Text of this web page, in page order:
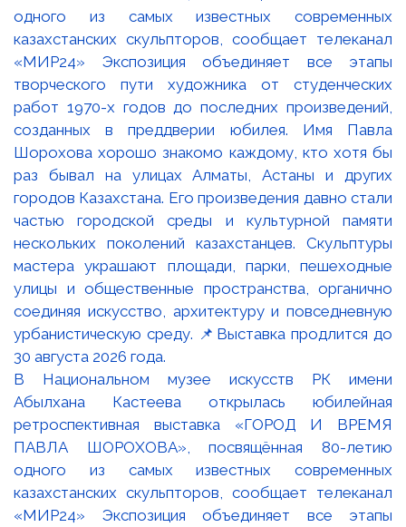
В Национальном музее искусств РК имени
Абылхана Кастеева открылась юбилейная
ретроспективная выставка «ГОРОД И ВРЕМЯ
ПАВЛА ШОРОХОВА», посвящённая 80-летию
одного из самых известных современных
казахстанских скульпторов, сообщает телеканал
«МИР24» Экспозиция объединяет все этапы